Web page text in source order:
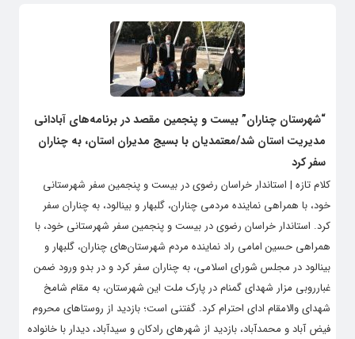
“شهرستان چناران” بیست و پنجمین مقصد در برنامه‌های آبادانی
مدیریت استان شد/معتمدیان با بسیج مدیران استان، به چناران
سفر کرد
کلام تازه | استاندار خراسان رضوی در بیست و پنجمین سفر شهرستانی
خود، با همراهی نماینده مردمی چناران، گلبهار و بینالود، به چناران سفر
کرد. استاندار خراسان رضوی در بیست و پنجمین سفر شهرستانی خود، با
همراهی حسین امامی راد نماینده مردم شهرستان‌های چناران، گلبهار و
بینالود در مجلس شورای اسلامی، به چناران سفر کرد و در بدو ورود ضمن
غبارروبی مزار شهدای گمنام در پارک ملت این شهرستان، به مقام شامخ
شهدای والامقام ادای احترام کرد. گفتنی است؛ بازدید از روستاهای محروم
فیض آباد و محمدآباد، بازدید از شهرهای رادکان و سیدآباد، دیدار با خانواده